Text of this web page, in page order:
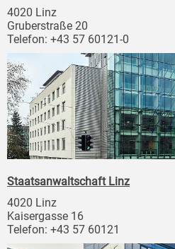
4020 Linz
Gruberstraße 20
Telefon: +43 57 60121-0
Staatsanwaltschaft Linz
4020 Linz
Kaisergasse 16
Telefon: +43 57 60121